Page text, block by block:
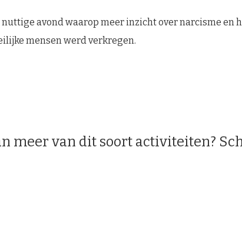
nuttige avond waarop meer inzicht over narcisme en
mensen werd verkregen.
meer van dit soort activiteiten?